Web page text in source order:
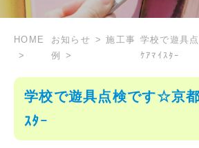
HOME お知らせ
施工事
例
学校で遊具
ｹｱﾏｲｽﾀｰ
学校で遊具点検です☆京
ｽﾀｰ